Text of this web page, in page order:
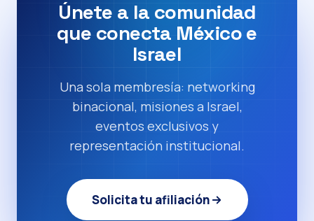
Únete a la comunidad
que conecta México e
Israel
Una sola membresía: networking
binacional, misiones a Israel,
eventos exclusivos y
representación institucional.
Solicita tu afiliación